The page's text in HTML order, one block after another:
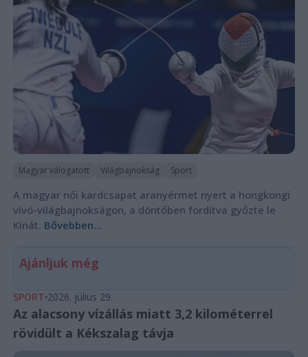
Magyar válogatott Világbajnokság Sport
A magyar női kardcsapat aranyérmet nyert a hongkongi
vívó-világbajnokságon, a döntőben fordítva győzte le
Kínát. Bővebben...
Ajánljuk még
SPORT 2026. július 29.
Az alacsony vízállás miatt 3,2 kilométerrel
rövidült a Kékszalag távja